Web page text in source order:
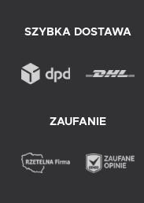
SZYBKA DOSTAWA
ZAUFANIE